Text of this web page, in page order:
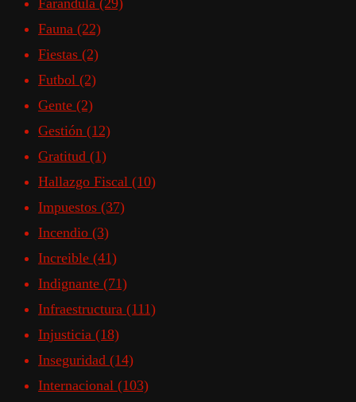
Farandula (29)
Fauna (22)
Fiestas (2)
Futbol (2)
Gente (2)
Gestión (12)
Gratitud (1)
Hallazgo Fiscal (10)
Impuestos (37)
Incendio (3)
Increible (41)
Indignante (71)
Infraestructura (111)
Injusticia (18)
Inseguridad (14)
Internacional (103)